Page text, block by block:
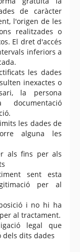
de caràcter
l'origen de les
realitzades o
El dret d'accés
inferiors a
les dades
inexactes o
la persona
les dades de
alguna les
als fins per als
sent esta
per al
i no hi ha
al tractament.
legal que
dels dits dades